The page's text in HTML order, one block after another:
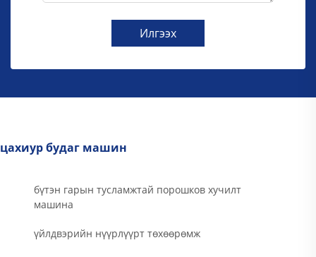
Илгээх
цахиур будаг машин
бүтэн гарын тусламжтай порошков хучилт
машина
үйлдвэрийн нүүрлүүрт төхөөрөмж